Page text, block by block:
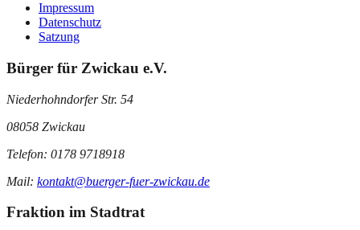
Impressum
Datenschutz
Satzung
Bürger für Zwickau e.V.
Niederhohndorfer Str. 54
08058 Zwickau
Telefon: 0178 9718918
Mail: kontakt@buerger-fuer-zwickau.de
Fraktion im Stadtrat